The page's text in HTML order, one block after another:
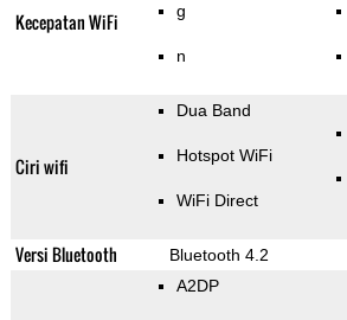
Kecepatan WiFi g
n
Ciri wifi
Dua Band
Hotspot WiFi
WiFi Direct
Versi Bluetooth Bluetooth 4.2
A2DP